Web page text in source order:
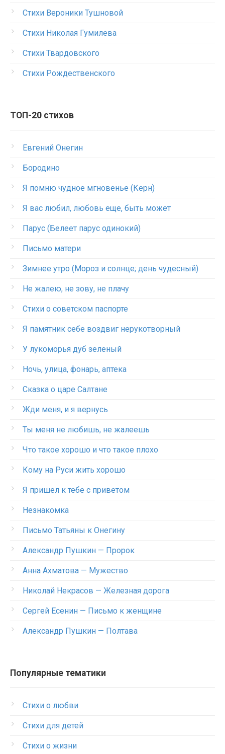
Стихи Вероники Тушновой
Стихи Николая Гумилева
Стихи Твардовского
Стихи Рождественского
ТОП-20 стихов
Евгений Онегин
Бородино
Я помню чудное мгновенье (Керн)
Я вас любил, любовь еще, быть может
Парус (Белеет парус одинокий)
Письмо матери
Зимнее утро (Мороз и солнце; день чудесный)
Не жалею, не зову, не плачу
Стихи о советском паспорте
Я памятник себе воздвиг нерукотворный
У лукоморья дуб зеленый
Ночь, улица, фонарь, аптека
Сказка о царе Салтане
Жди меня, и я вернусь
Ты меня не любишь, не жалеешь
Что такое хорошо и что такое плохо
Кому на Руси жить хорошо
Я пришел к тебе с приветом
Незнакомка
Письмо Татьяны к Онегину
Александр Пушкин — Пророк
Анна Ахматова — Мужество
Николай Некрасов — Железная дорога
Сергей Есенин — Письмо к женщине
Александр Пушкин — Полтава
Популярные тематики
Стихи о любви
Стихи для детей
Стихи о жизни